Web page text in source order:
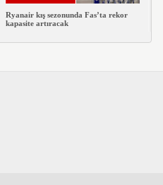
Ryanair kış sezonunda Fas’ta rekor
kapasite artıracak